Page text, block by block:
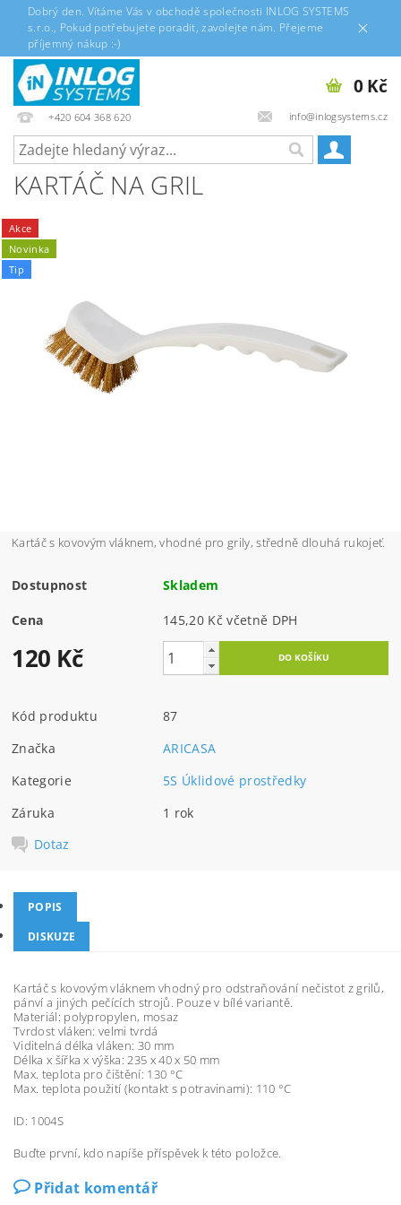
Dobrý den. Vítáme Vás v obchodě společnosti INLOG SYSTEMS
s.r.o., Pokud potřebujete poradit, zavolejte nám. Přejeme
příjemný nákup :-)
+420 604 368 620 info@inlogsystems.cz
0 Kč
KARTÁČ NA GRIL
Akce
Novinka
Tip
Kartáč s kovovým vláknem, vhodné pro grily, středně dlouhá rukojeť.
Dostupnost Skladem
Cena 145,20 Kč včetně DPH
120 Kč
Kód produktu
87
Značka
ARICASA
Kategorie
5S Úklidové prostředky
Záruka
1 rok
Dotaz
POPIS
DISKUZE
Kartáč s kovovým vláknem vhodný pro odstraňování nečistot z grilů,
pánví a jiných pečících strojů. Pouze v bílé variantě.
Materiál: polypropylen, mosaz
Tvrdost vláken: velmi tvrdá
Viditelná délka vláken: 30 mm
Délka x šířka x výška: 235 x 40 x 50 mm
Max. teplota pro čištění: 130 °C
Max. teplota použití (kontakt s potravinami): 110 °C
ID: 1004S
Buďte první, kdo napíše příspěvek k této položce.
Přidat komentář